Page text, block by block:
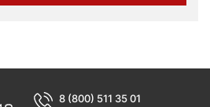
8 (800) 511 35 01